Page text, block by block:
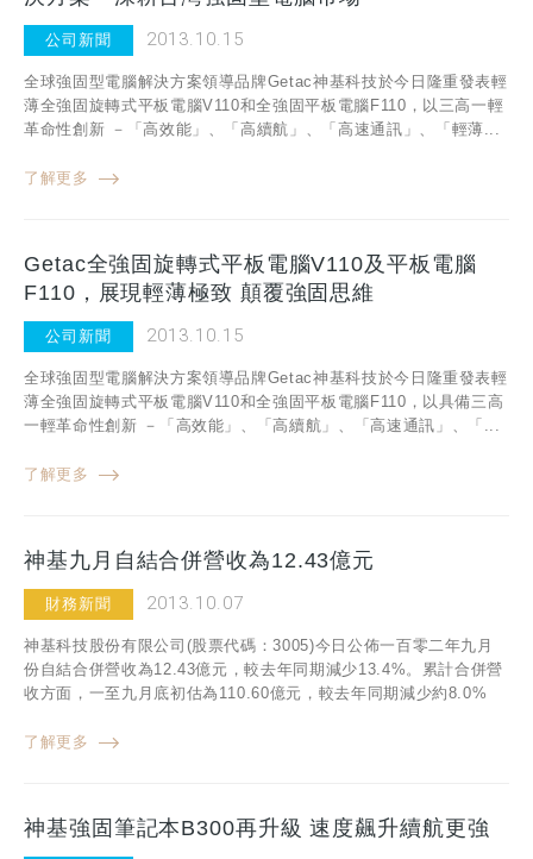
公司新聞 2013.10.15
全球強固型電腦解決方案領導品牌Getac神基科技於今日隆重發表輕
薄全強固旋轉式平板電腦V110和全強固平板電腦F110，以三高一輕
革命性創新 －「高效能」、「高續航」、「高速通訊」、「輕薄...
了解更多
Getac全強固旋轉式平板電腦V110及平板電腦
F110，展現輕薄極致 顛覆強固思維
公司新聞 2013.10.15
全球強固型電腦解決方案領導品牌Getac神基科技於今日隆重發表輕
薄全強固旋轉式平板電腦V110和全強固平板電腦F110，以具備三高
一輕革命性創新 －「高效能」、「高續航」、「高速通訊」、「...
了解更多
神基九月自結合併營收為12.43億元
財務新聞 2013.10.07
神基科技股份有限公司(股票代碼：3005)今日公佈一百零二年九月
份自結合併營收為12.43億元，較去年同期減少13.4%。累計合併營
收方面，一至九月底初估為110.60億元，較去年同期減少約8.0%
了解更多
神基強固筆記本B300再升級 速度飆升續航更強